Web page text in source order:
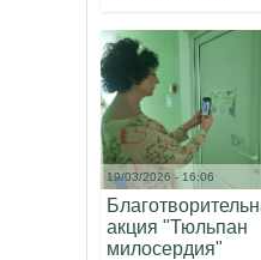
19/03/2026 - 16:06
акция "Тюльпан
милосердия"